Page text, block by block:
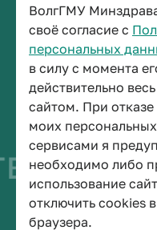
ВолгГМУ
своё согласие с
персональных
в силу с момента
действительно
сайтом. При
моих
сервисами я
необходимо либо
использование
отключить cookies
браузера.
Приемная ректора
+7 (8442) 38-50-05
г. Волгоград,
кабинет 3-11
post@volgmed.ru
пн-пт, с 08.30 до
быть
© 2026 Волгоградский